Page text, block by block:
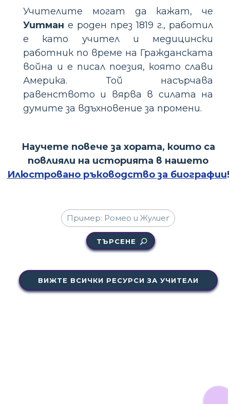
Учителите могат да кажат, че
Уитман е роден през 1819 г., работил
е като учител и медицински
работник по време на Гражданската
война и е писал поезия, която слави
Америка. Той насърчава
равенството и вярва в силата на
думите за вдъхновение за промени.
Научете повече за хората, които са
повлияли на историята в нашето
Илюстровано ръководство за биографии!
ТЪРСЕНЕ
ВИЖТЕ ВСИЧКИ РЕСУРСИ ЗА УЧИТЕЛИ